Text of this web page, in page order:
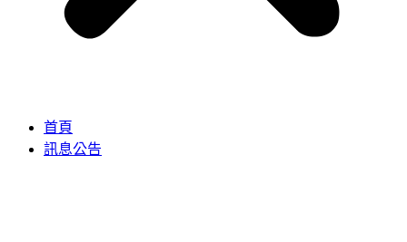
首頁
訊息公告